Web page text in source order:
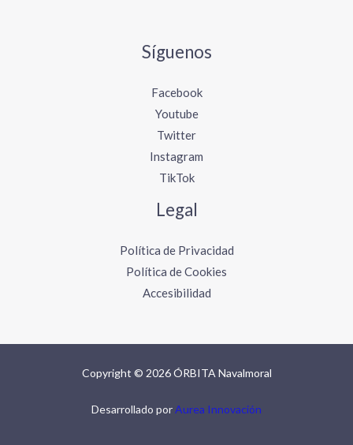
Síguenos
Facebook
Youtube
Twitter
Instagram
TikTok
Legal
Política de Privacidad
Política de Cookies
Accesibilidad
Copyright © 2026 ÓRBITA Navalmoral
Desarrollado porAurea Innovación